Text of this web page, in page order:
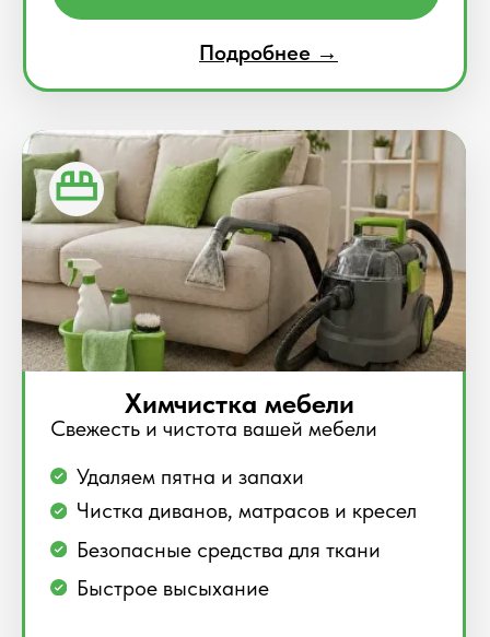
Узнать стоимость →
Подробнее →
Уборка для бизнеса
Чистота помещений без сбоев в работе
Уборка офисов, магазинов
Закрепляем команду
стабильный результат